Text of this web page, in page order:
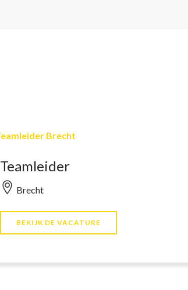
Teamleider
Brecht
BEKIJK DE VACATURE